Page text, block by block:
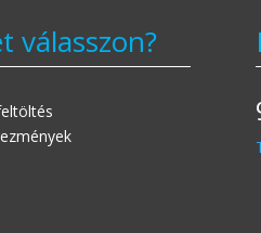
válasszon?